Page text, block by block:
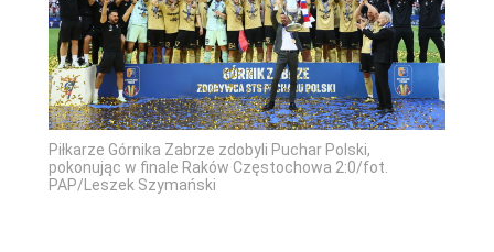
Piłkarze Górnika Zabrze zdobyli Puchar Polski,
pokonując w finale Raków Częstochowa 2:0/fot.
PAP/Leszek Szymański